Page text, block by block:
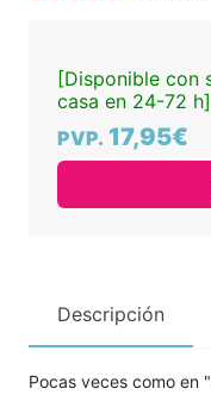
[Disponible con
casa en 24-72 h]
PVP. 17,95€
Descripción
Pocas veces como en